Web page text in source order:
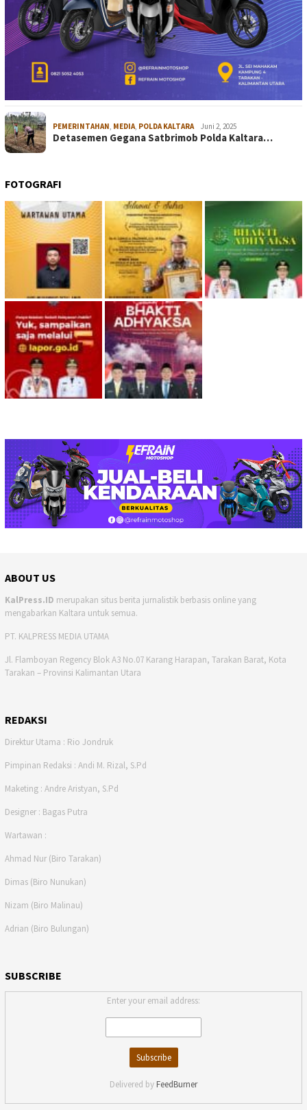
PEMERINTAHAN MEDIA POLDA KALTARA Juni 2, 2025
Detasemen Gegana Satbrimob Polda Kaltara…
FOTOGRAFI
ABOUT US
KalPress.ID merupakan situs berita jurnalistik berbasis online yang
mengabarkan Kaltara untuk semua.
PT. KALPRESS MEDIA UTAMA
Jl. Flamboyan Regency Blok A3 No.07 Karang Harapan, Tarakan Barat, Kota
Tarakan – Provinsi Kalimantan Utara
REDAKSI
Direktur Utama : Rio Jondruk
Pimpinan Redaksi : Andi M. Rizal, S.Pd
Maketing : Andre Aristyan, S.Pd
Designer : Bagas Putra
Wartawan :
Ahmad Nur (Biro Tarakan)
Dimas (Biro Nunukan)
Nizam (Biro Malinau)
Adrian (Biro Bulungan)
SUBSCRIBE
Enter your email address:
Delivered by FeedBurner